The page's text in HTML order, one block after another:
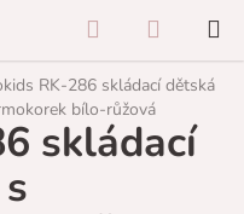
Hledat
RK-286 skládací dětská
bílo-růžová
skládací